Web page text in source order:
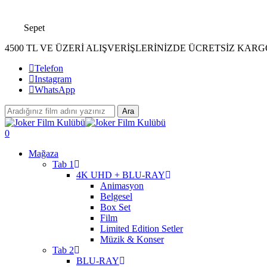
4500 TL VE ÜZERİ ALIŞVERİŞLERİNİZDE ÜCRETSİZ
Telefon
Instagram
WhatsApp
Ara
Close
Search
search
account
0
Mağaza
Tab 1
4K UHD + BLU-RAY
Animasyon
Belgesel
Box Set
Film
Limited Edition Setler
Müzik & Konser
Tab 2
BLU-RAY
Sepet